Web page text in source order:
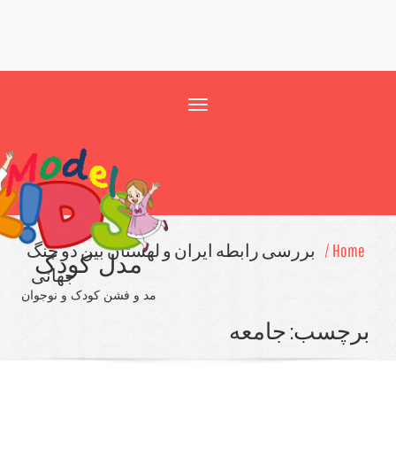
مدل کودک
مد و فشن کودک و نوجوان
بررسی رابطه ایران و لهستان بین دو جنگ
جهانی
جامعه